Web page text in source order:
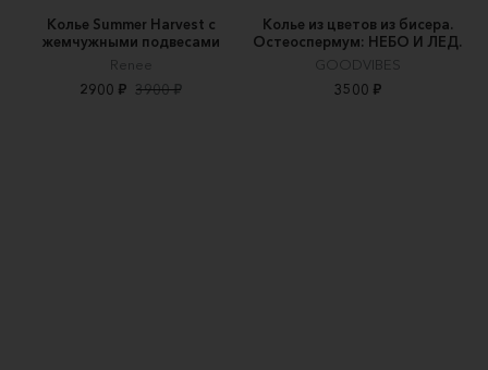
Колье Summer Harvest с
жемчужными подвесами
Renee
2900 ₽ 3900 ₽
Колье из цветов из бисера.
Остеоспермум: НЕБО И ЛЕД.
GOODVIBES
3500 ₽